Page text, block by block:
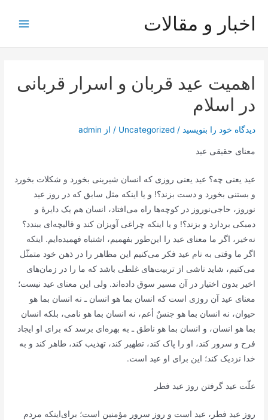
اخبار و مقالات
اهمیت عید قربان و اسرار قربانی
در اسلام
دیدگاه‌ خود را بنویسید /
Uncategorized / از admin
معنای حقیقی عید
عید یعنی چه؟ عید یعنی روزی که انسان شیرینی بخورد و شکلات بخورد
و بستنی بخورد و دست بزند؟! و یا اینکه مثل سابق که در روز عید
نوروز، حاجی‌نوروز در کوچه‌ها راه می‌افتاد، انسان هم یک دایرۀ و
دمبکی بردارد و بزند؟! و یا اینکه چراغی آویزان کند و قالیچه‌ای ببندد؟
نه‌خیر، اگر ما معنای عید را این‌طور بفهمیم، اشتباه فهمیده‌ایم. اینکه
اگر ما وقتی به نام عید فکر می‌کنیم این مظاهر را در ذهن خود متمثّل
می‌کنیم، شاید ناشی از تربیت‌های غلطی باشد که ما را در زمان‌های
اخیر بدون اختیار در آن مسیر سوق داده‌اند. ولی این معنای عید نیست؛
معنای عید آن روزی است که انسان بما هو انسان ـ نه انسان بما هو
حیوان، نه انسان بما هو جنسٌ أعم، نه انسان بما هو نامی، بلکه انسان
بما هو انسان، و انسان بما هو ناطق ـ به بهره‌ای برسد که برای او ایجاد
فرح و سرور کند، او را پاک کند، تطهیر کند، تهذیب کند، طاهر کند و به
خدا نزدیک کند؛ این برای او عید است.
علّت عید گرفتن روز عید فطر
روز عید فطر، عید است و روز سرور مؤمنین است؛ برای‌اینکه مردم